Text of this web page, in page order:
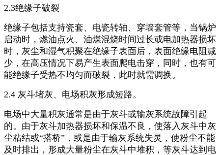
2.3绝缘子破裂
绝缘子包括支持瓷套、电瓷转轴、穿墙套管等，当锅炉
启动时，燃油点火、油煤混烧时间过长或电加热器损坏
时，灰尘和湿气积聚在绝缘子表面后，表面绝缘电阻减
少，在高压情况下易产生表面爬电击穿，同时，也有可
能绝缘子受热不均匀而破裂，此时就需调换。
2.4 灰斗堵灰、电场积灰形成短路。
电场中大量积灰通常是由于灰斗或输灰系统故障引起
的。由于灰斗加热器损坏和保温不良，使落入灰斗中灰
尘粘结或“搭桥”，或是由于输灰系统失灵，使粉尘不能
及时排出，形成大量粉尘在灰斗中堆积，等灰斗达到电